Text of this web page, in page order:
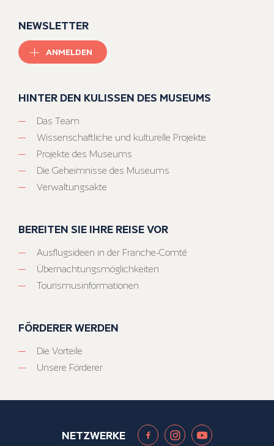
NEWSLETTER
ANMELDEN
HINTER DEN KULISSEN DES MUSEUMS
Das Team
Wissenschaftliche und kulturelle Projekte
Projekte des Museums
Die Geheimnisse des Museums
Verwaltungsakte
BEREITEN SIE IHRE REISE VOR
Ausflugsideen in der Franche-Comté
Übernachtungsmöglichkeiten
Tourismusinformationen
FÖRDERER WERDEN
Die Vorteile
Unsere Förderer
NETZWERKE